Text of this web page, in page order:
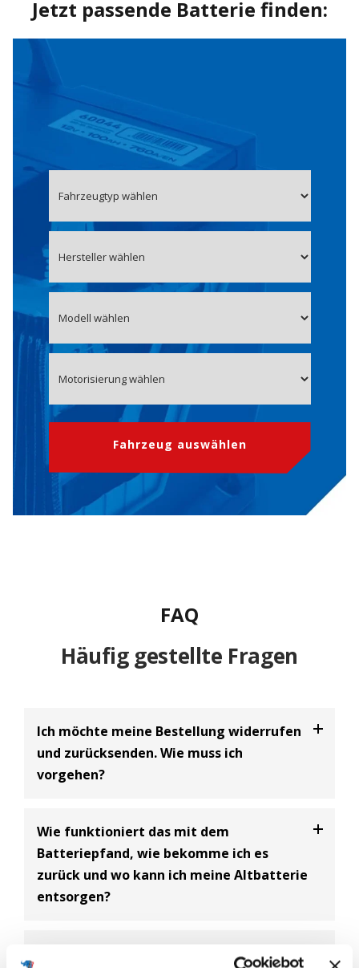
Jetzt passende Batterie finden:
Fahrzeug auswählen
FAQ
Häufig gestellte Fragen
Ich möchte meine Bestellung widerrufen
und zurücksenden. Wie muss ich
vorgehen?
innerhalb von 30 Tagen zu widerrufen
zurückzusenden. Dabei handelt es sich um einen
freiwilligen Kundenservice der BIG Batterie-
Industrie-Germany GmbH und eine Ergänzung zum
Wie funktioniert das mit dem
Batteriepfand, wie bekomme ich es
zurück und wo kann ich meine Altbatterie
entsorgen?
Ich brauche eine neue Batterie für mein